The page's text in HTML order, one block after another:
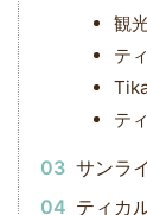
観
テ
テ
サンラ
ティカ